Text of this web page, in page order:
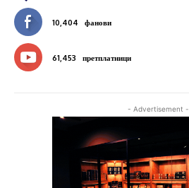
10,404 фанови
61,453 претплатници
- Advertisement -